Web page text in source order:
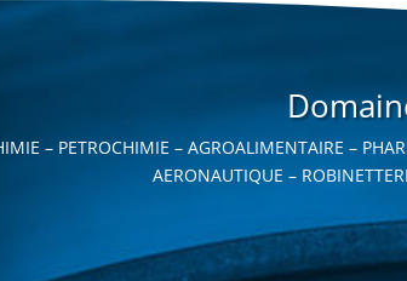
– PETROCHIMIE – AGROALIMENTAIRE –
AERONAUTIQUE –